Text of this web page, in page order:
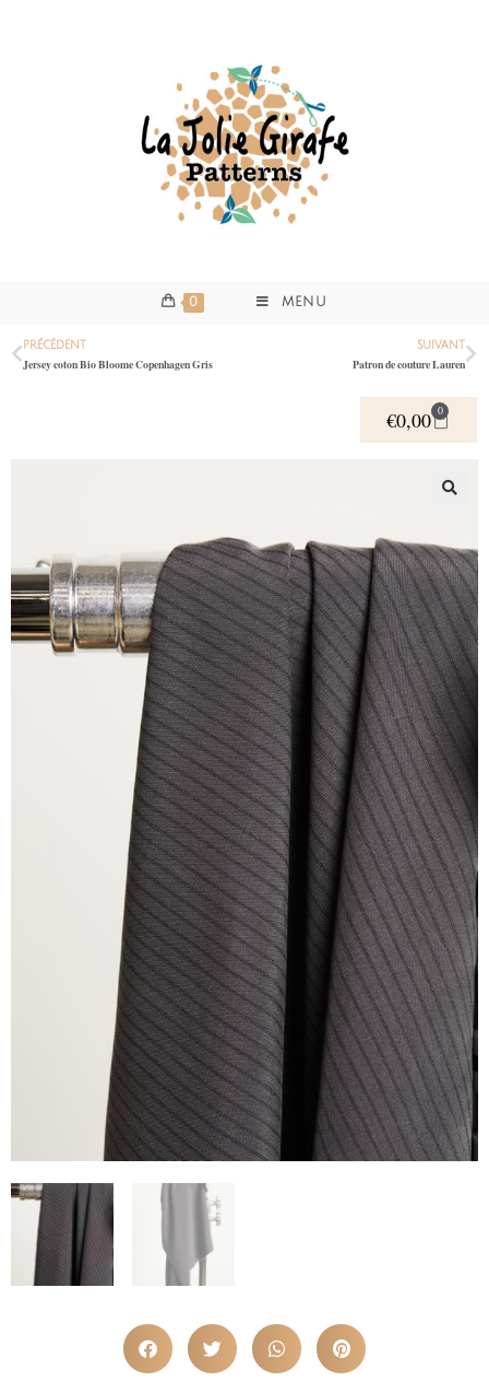
0 MENU
PRÉCÉDENT
Jersey coton Bio Bloome Copenhagen Gris
SUIVANT
Patron de couture Lauren
€0,00 0